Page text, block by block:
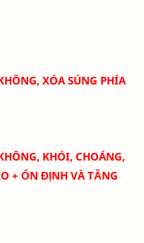
XÓA SÚNG PHÍA
KHÓI, CHOÁNG,
+ ỔN ĐỊNH VÀ TĂNG